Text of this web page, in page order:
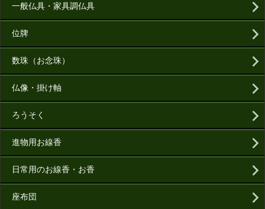
一般仏具・家具調仏具
位牌
数珠（お念珠）
仏像・掛け軸
ろうそく
進物用お線香
日常用のお線香・お香
座布団